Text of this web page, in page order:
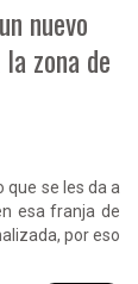
nuevo
zona de
que se les da a
esa franja de
por eso